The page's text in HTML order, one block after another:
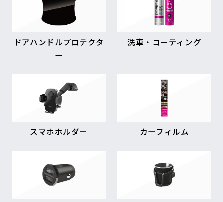
ドアハンドルプロテクタ
ー
洗車・コーティング
スマホホルダー カーフィルム